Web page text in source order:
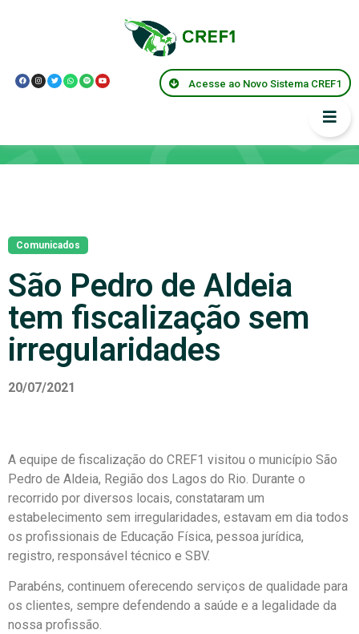
Acesse ao Novo Sistema CREF1
Comunicados
São Pedro de Aldeia
tem fiscalização sem
irregularidades
20/07/2021
A equipe de fiscalização do CREF1 visitou o município São
Pedro de Aldeia, Região dos Lagos do Rio. Durante o
recorrido por diversos locais, constataram um
estabelecimento sem irregularidades, estavam em dia todos
os profissionais de Educação Física, pessoa jurídica,
registro, responsável técnico e SBV.
Parabéns, continuem oferecendo serviços de qualidade para
os clientes, sempre defendendo a saúde e a legalidade da
nossa profissão.